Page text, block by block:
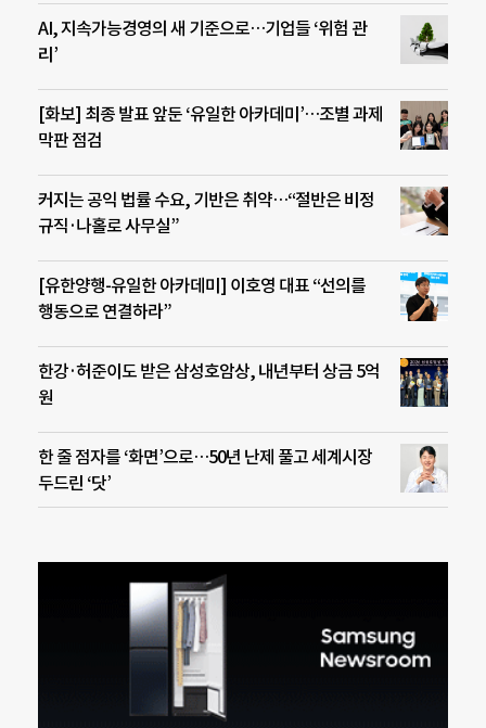
AI, 지속가능경영의 새 기준으로…기업들 ‘위험 관
리’
[화보] 최종 발표 앞둔 ‘유일한 아카데미’…조별 과제
막판 점검
커지는 공익 법률 수요, 기반은 취약…“절반은 비정
규직·나홀로 사무실”
[유한양행-유일한 아카데미] 이호영 대표 “선의를
행동으로 연결하라”
한강·허준이도 받은 삼성호암상, 내년부터 상금 5억
원
한 줄 점자를 ‘화면’으로…50년 난제 풀고 세계시장
두드린 ‘닷’